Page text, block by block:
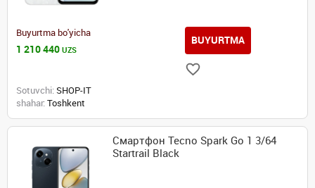
Buyurtma bo'yicha
1 210 440 UZS
BUYURTMA
Sotuvchi: SHOP-IT
shahar: Toshkent
Смартфон Tecno Spark Go 1 3/64
Startrail Black